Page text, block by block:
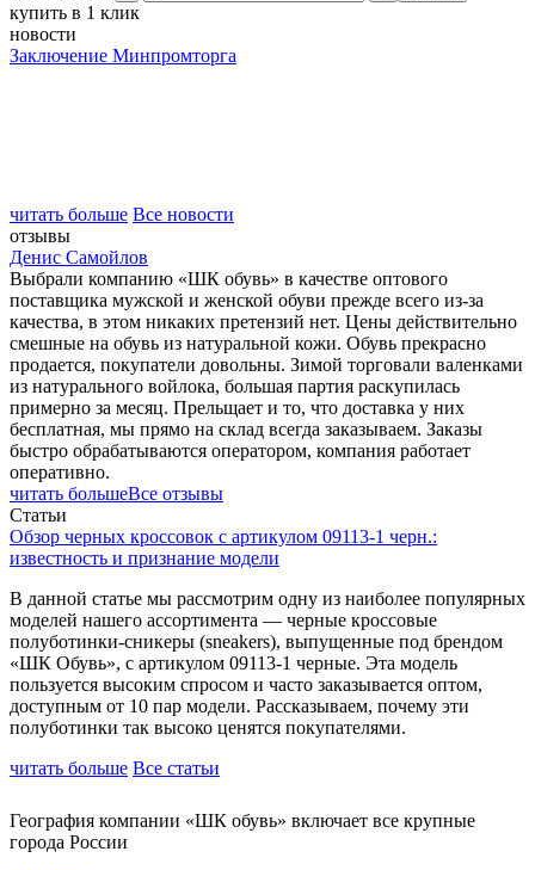
купить в 1 клик
новости
Заключение Минпромторга
читать больше Все новости
отзывы
Денис Самойлов
Выбрали компанию «ШК обувь» в качестве оптового
поставщика мужской и женской обуви прежде всего из-за
качества, в этом никаких претензий нет. Цены действительно
смешные на обувь из натуральной кожи. Обувь прекрасно
продается, покупатели довольны. Зимой торговали валенками
из натурального войлока, большая партия раскупилась
примерно за месяц. Прельщает и то, что доставка у них
бесплатная, мы прямо на склад всегда заказываем. Заказы
быстро обрабатываются оператором, компания работает
оперативно.
читать большеВсе отзывы
Статьи
Обзор черных кроссовок с артикулом 09113-1 черн.:
известность и признание модели
В данной статье мы рассмотрим одну из наиболее популярных
моделей нашего ассортимента — черные кроссовые
полуботинки-сникеры (sneakers), выпущенные под брендом
«ШК Обувь», с артикулом 09113-1 черные. Эта модель
пользуется высоким спросом и часто заказывается оптом,
доступным от 10 пар модели. Рассказываем, почему эти
полуботинки так высоко ценятся покупателями.
читать больше Все статьи
География компании «ШК обувь» включает все крупные
города России